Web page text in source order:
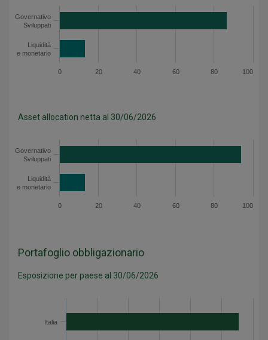
Asset allocation lorda - Dati del grafico
Governativo Sviluppati
Liquidità e monetario
Governativo
Sviluppati
Liquidità
e monetario
0 20 40 60 80 100
Asset allocation netta al 30/06/2026
Asset allocation netta - Dati del grafico
Governativo Sviluppati
Liquidità e monetario
Governativo
Sviluppati
Liquidità
e monetario
0 20 40 60 80 100
Portafoglio obbligazionario
Esposizione per paese al 30/06/2026
27.8
22.3
Italia